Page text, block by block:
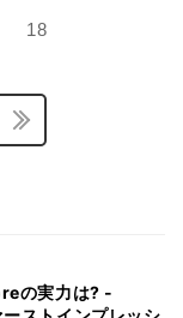
18
の実力は? -